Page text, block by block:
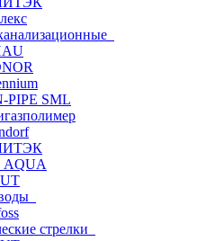
PIPE SML
AQUA
стрелки